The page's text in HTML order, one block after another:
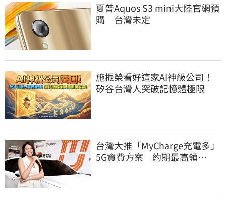
夏普Aquos S3 mini大陸官網預
購 台灣未定
施振榮看好這家AI神級公司！
矽谷台灣人突破記憶體極限
台灣大推「MyCharge充電多」
5G資費方案 約期最高領